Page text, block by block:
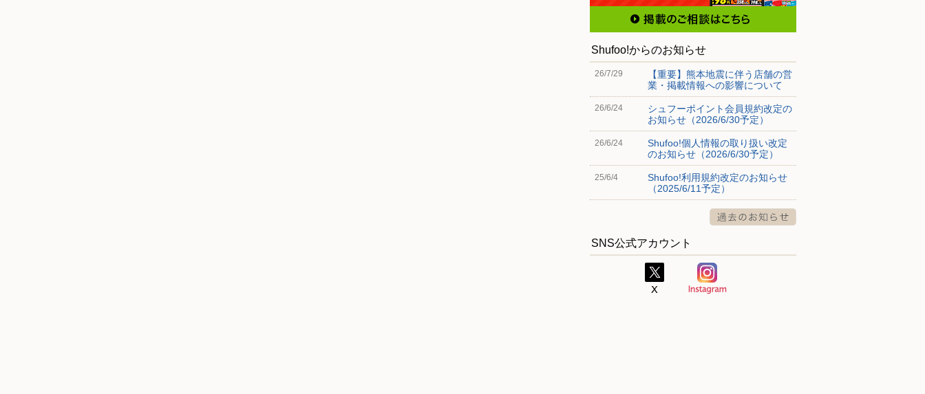
Shufoo!からのお知らせ
26/7/29
【重要】熊本地震に伴う店舗の営
業・掲載情報への影響について
26/6/24
シュフーポイント会員規約改定の
お知らせ（2026/6/30予定）
26/6/24
Shufoo!個人情報の取り扱い改定
のお知らせ（2026/6/30予定）
25/6/4
Shufoo!利用規約改定のお知らせ
（2025/6/11予定）
SNS公式アカウント